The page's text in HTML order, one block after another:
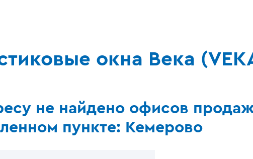
окна Века
не найдено офисов
пункте: Кемерово